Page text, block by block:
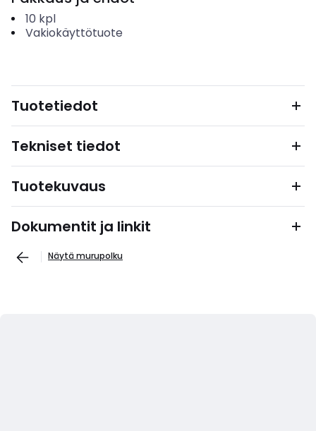
10 kpl
Vakiokäyttötuote
Tuotetiedot
Tekniset tiedot
Tuotekuvaus
Dokumentit ja linkit
Näytä murupolku